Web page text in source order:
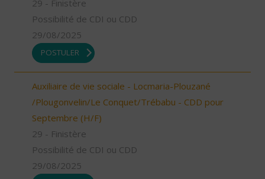
29 - Finistère
Possibilité de CDI ou CDD
29/08/2025
POSTULER
Auxiliaire de vie sociale - Locmaria-Plouzané
/Plougonvelin/Le Conquet/Trébabu - CDD pour
Septembre (H/F)
29 - Finistère
Possibilité de CDI ou CDD
29/08/2025